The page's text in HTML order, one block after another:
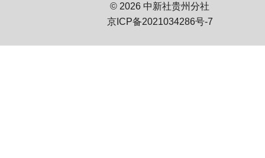
© 2026 中新社贵州分社
京ICP备2021034286号-7